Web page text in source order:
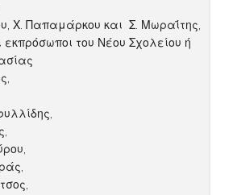
Χ. Παπαμάρκου και Σ. Μωραΐτης,
εκπρόσωποι του Νέου Σχολείου ή